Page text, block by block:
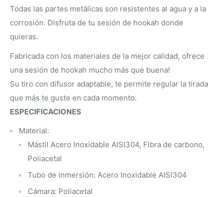
Todas las partes metálicas son resistentes al agua y a la
corrosión. Disfruta de tu sesión de hookah donde
quieras.
Fabricada con los materiales de la mejor calidad, ofrece
una sesión de hookah mucho más que buena!
Su tiro con difusor adaptable, te permite regular la tirada
que más te guste en cada momento.
ESPECIFICACIONES
Material:
Mástil Acero Inoxidable AISI304, Fibra de carbono,
Poliacetal
Tubo de inmersión: Acero Inoxidable AISI304
Cámara: Poliacetal